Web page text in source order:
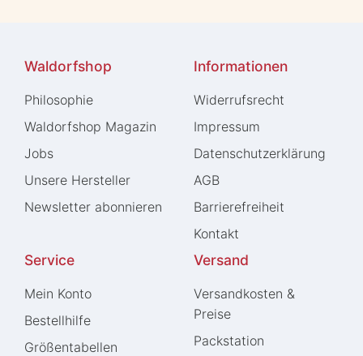
Waldorfshop
Philosophie
Waldorfshop Magazin
Jobs
Unsere Hersteller
Newsletter abonnieren
Informationen
Widerrufs­recht
Impressum
Daten­schutz­erklärung
AGB
Barrierefreiheit
Kontakt
Service
Mein Konto
Bestellhilfe
Größentabellen
Versand
Versandkosten &
Preise
Packstation